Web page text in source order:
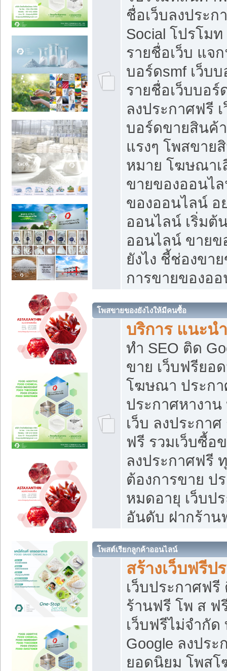
ชื่อเว็บลงประ
Social โปรโม
รายชื่อเว็บ แจ
บอร์ดsmf เว็บ
รายชื่อเว็บบอ
ลงประกาศฟรี
บอร์ดขายสินค้
แรงๆ โพสขาย
หมาย โฆษณาเ
ขายของออนไ
ของออนไลน์ อ
ออนไลน์ เริ่มต้
ออนไลน์ ขายข
ยังไง ชี้ช่องขา
การขายของอ
โพสขายของยังไงให้มีคนซื้อ
บริการ แนะน
ทำ SEO ติด
ขาย เว็บฟรียอ
โฆษณา ประกา
ประกาศหางา
เว็บ ลงประกา
ฟรี รวมเว็บซื้อ
ลงประกาศฟรี
ต้องการขาย ป
หมดอายุ เว็บป
อันดับ ฝากร้าน
โพสต์เรียกลูกค้าออนไลน์
สร้างเว็บฟรีป
เว็บประกาศฟ
ร้านฟรี โพ ส ฟ
เว็บฟรีไม่จำกัด
Google ลงประ
ยอดนิยม โพส